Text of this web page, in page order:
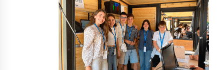
protagonista
2026/07/16
POTTO: San Pedro jaietako
saioa
2026/07/09